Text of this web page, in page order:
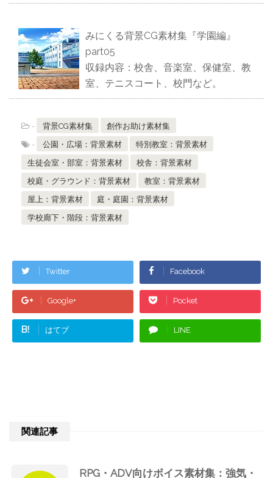
みにくる背景CG素材集『学園編』
part05
収録内容：校舎、音楽室、保健室、教
室、テニスコート、校門など。
- 背景CG素材集
創作お助け素材集
-
公園・広場：背景素材
特別教室：背景素材
生徒会室・部室：背景素材
校舎：背景素材
校庭・グラウンド：背景素材
教室：背景素材
屋上：背景素材
庭・庭園：背景素材
学校廊下・階段：背景素材
Twitter Facebook
Google+ Pocket
B! はてブ LINE
関連記事
RPG・ADV向けボイス素材集：強気・